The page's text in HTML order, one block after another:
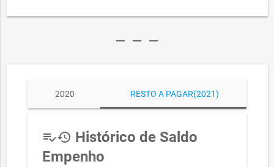
remove remove remove
2020 RESTO A PAGAR(2021)
playlist_add_checkhistory Histórico de Saldo
Empenho